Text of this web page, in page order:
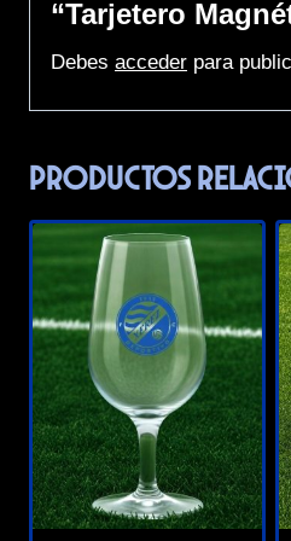
“Tarjetero
Debes acceder para
Productos